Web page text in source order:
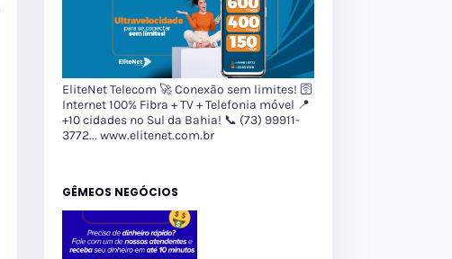
EliteNet Telecom 🚀 Conexão sem limites! 🛜
Internet 100% Fibra + TV + Telefonia móvel 📍
+10 cidades no Sul da Bahia! 📞 (73) 99911-
3772... www.elitenet.com.br
GÊMEOS NEGÓCIOS